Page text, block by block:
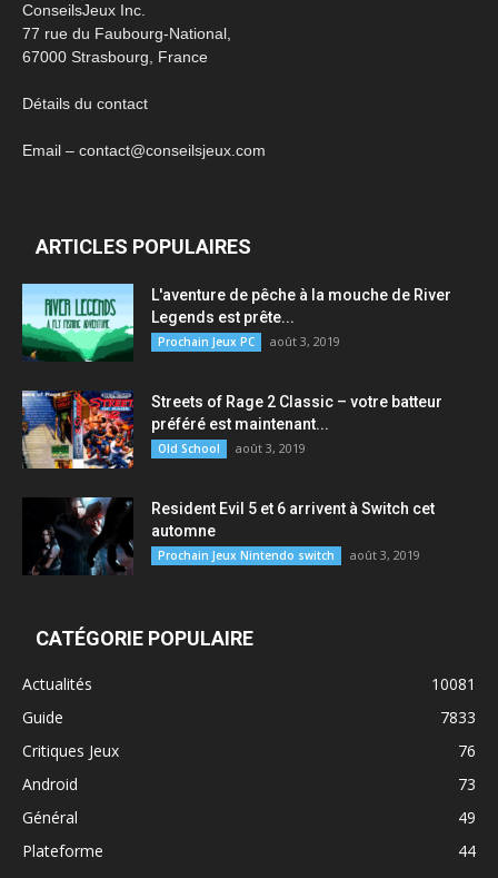
ConseilsJeux Inc.
77 rue du Faubourg-National,
67000 Strasbourg, France
Détails du contact
Email – contact@conseilsjeux.com
ARTICLES POPULAIRES
L'aventure de pêche à la mouche de River
Legends est prête...
Prochain Jeux PC août 3, 2019
Streets of Rage 2 Classic – votre batteur
préféré est maintenant...
Old School août 3, 2019
Resident Evil 5 et 6 arrivent à Switch cet
automne
Prochain Jeux Nintendo switch août 3, 2019
CATÉGORIE POPULAIRE
Actualités
10081
Guide
7833
Critiques Jeux
76
Android
73
Général
49
Plateforme
44